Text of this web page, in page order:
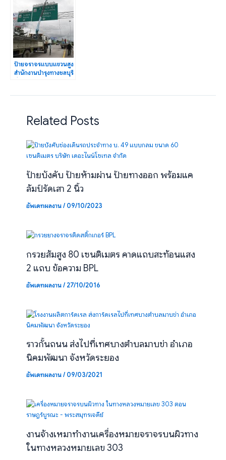
ป้ายจราจรแบบแขวนสูง
สำนักงานบำรุงทางชลบุรี
Related Posts
ป้ายบังคับ ป้ายห้ามผ่าน ป้ายทางออก พร้อมแค
ล้มป์รัดเสา 2 นิ้ว
อัพเดทผลงาน/09/10/2023
กรวยส้มสูง 80 เซนติเมตร คาดแถบสะท้อนแสง
2 แถบ ข้อความ BPL
อัพเดทผลงาน/27/10/2016
ราวกั้นถนน ส่งไปที่เทศบางตำบลมาบข่า อำเภอ
นิคมพัฒนา จังหวัดระยอง
อัพเดทผลงาน/09/03/2021
งานจ้างเหมาทำงานเครื่องหมายจราจรบนผิวทาง
ในทางหลวงหมายเลข 303